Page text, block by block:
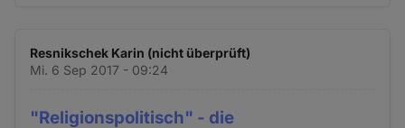
Resnikschek Karin (nicht überprüft)
Mi. 6 Sep 2017 - 09:24
"Religionspolitisch" - die